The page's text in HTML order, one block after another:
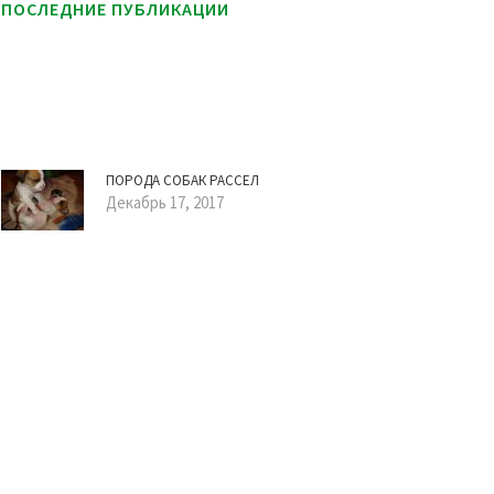
ПОСЛЕДНИЕ ПУБЛИКАЦИИ
ПОРОДА СОБАК РАССЕЛ
Декабрь 17, 2017